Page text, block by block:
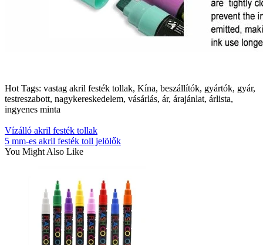
Hot Tags: vastag akril festék tollak, Kína, beszállítók, gyártók, gyár,
testreszabott, nagykereskedelem, vásárlás, ár, árajánlat, árlista,
ingyenes minta
Vízálló akril festék tollak
5 mm-es akril festék toll jelölők
You Might Also Like